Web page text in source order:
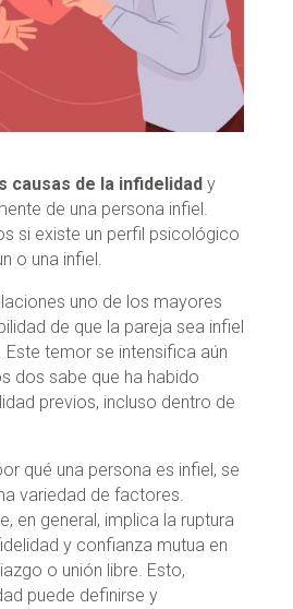
causas de la infidelidad y
de una persona infiel.
si existe un perfil psicológico
o una infiel.
uno de los mayores
de que la pareja sea infiel
temor se intensifica aún
dos sabe que ha habido
previos, incluso dentro de
qué una persona es infiel, se
variedad de factores.
en general, implica la ruptura
y confianza mutua en
o unión libre. Esto,
puede definirse y